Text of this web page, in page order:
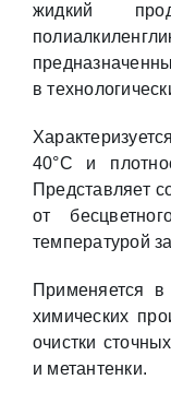
жидкий
в
40°С и
Представляет
от
температурой
Применяется в
химических
очистки
и метантенки.